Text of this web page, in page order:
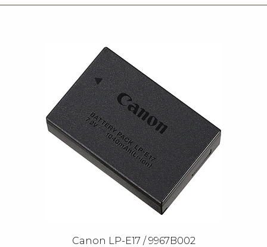
Canon LP-E17 / 9967B002